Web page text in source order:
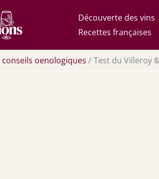
Découverte des vins
Recettes françaises
oenologiques Test du Villeroy